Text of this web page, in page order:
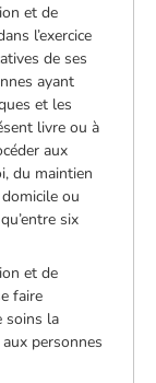
et de
l’exercice
de ses
ayant
et les
livre ou à
aux
du maintien
ou
six
et de
faire
soins la
personnes